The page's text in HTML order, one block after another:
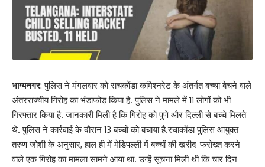
भाग्यनगर: पुलिस ने मंगलवार को राचकोंडा कमिश्नरेट के अंतर्गत बच्चा बेचने वाले
अंतरराज्यीय गिरोह का भंडाफोड़ किया है. पुलिस ने मामले में 11 लोगों को भी
गिरफ्तार किया है. जानकारी मिली है कि गिरोह को पुणे और दिल्ली से बच्चे मिलते
थे. पुलिस ने कार्रवाई के दौरान 13 बच्चों को बचाया है.रचाकोंडा पुलिस आयुक्त
तरुण जोशी के अनुसार, हाल ही में मेडिपल्ली में बच्चों की खरीद-फरोख्त करने
वाले एक गिरोह का मामला सामने आया था. उन्हें सूचना मिली थी कि चार दिन